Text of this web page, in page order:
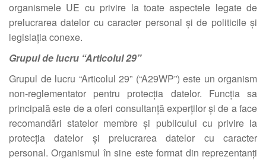
organismele UE cu privire la toate aspectele legate de
prelucrarea datelor cu caracter personal și de politicile și
legislația conexe.
Grupul de lucru “Articolul 29”
Grupul de lucru “Articolul 29” (“A29WP”) este un organism
non-reglementator pentru protecția datelor. Funcția sa
principală este de a oferi consultanță experților și de a face
recomandări statelor membre și publicului cu privire la
protecția datelor și prelucrarea datelor cu caracter
personal. Organismul în sine este format din reprezentanți